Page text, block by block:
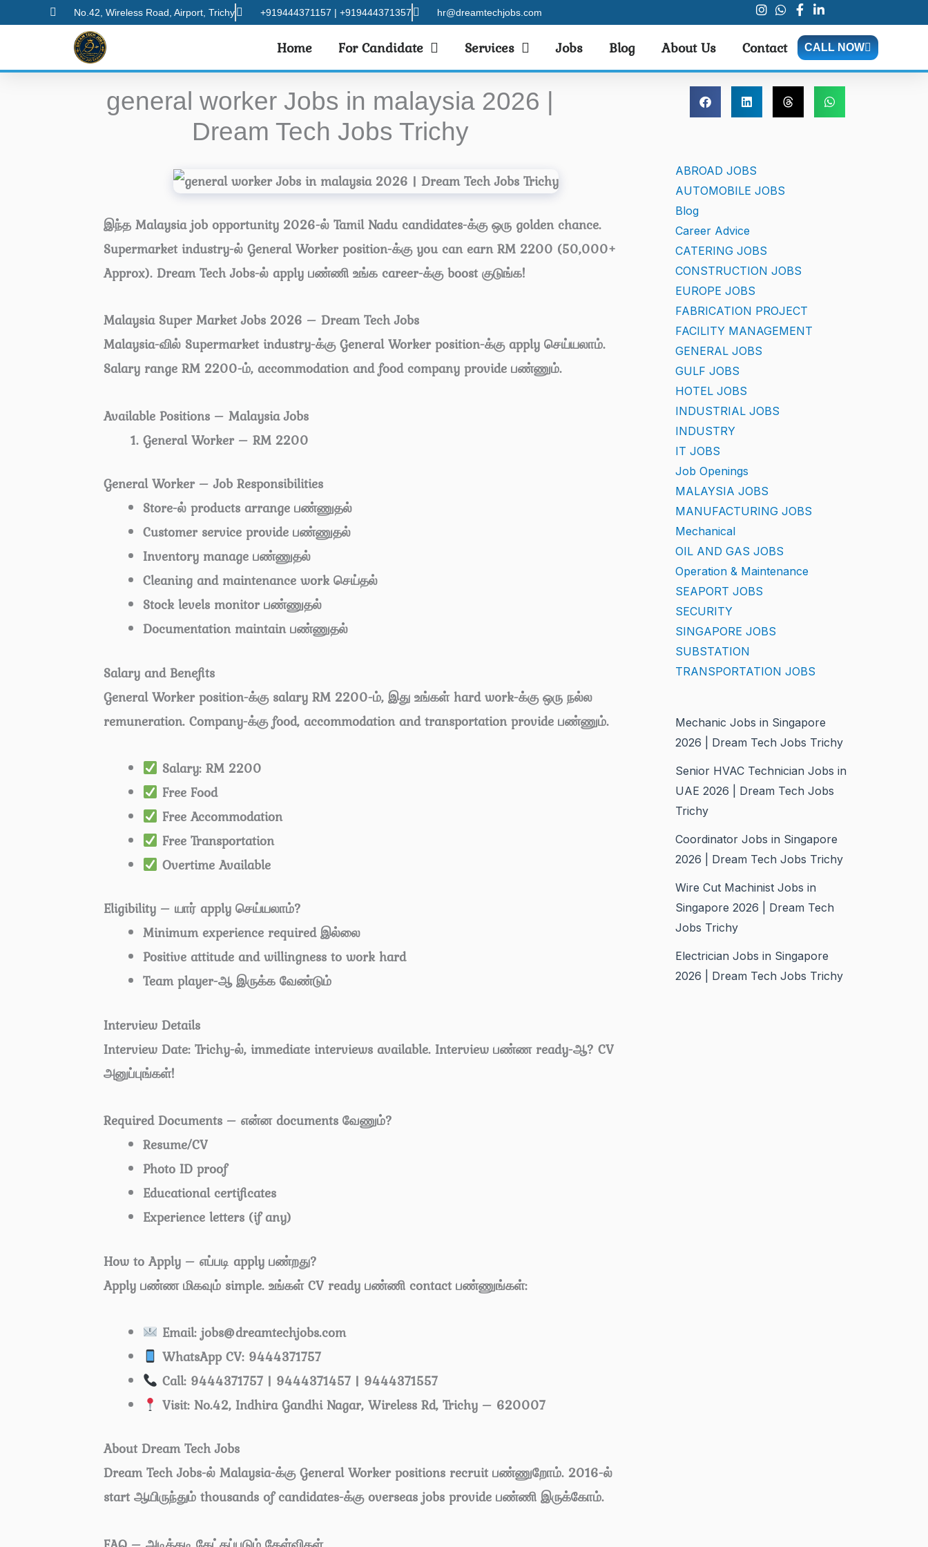
to
No.42, Wireless Road, Airport, Trichy +919444371157 | +919444371357 hr@dreamtechjobs.com
Home For Candidate Services Jobs Blog About Us Contact CALL NOW
general worker Jobs in malaysia 2026 |
Dream Tech Jobs Trichy
இந்த Malaysia job opportunity 2026-ல் Tamil Nadu candidates-க்கு ஒரு golden chance.
Supermarket industry-ல் General Worker position-க்கு you can earn RM 2200 (50,000+
Approx). Dream Tech Jobs-ல் apply பண்ணி உங்க career-க்கு boost குடுங்க!
Malaysia Super Market Jobs 2026 – Dream Tech Jobs
Malaysia-வில் Supermarket industry-க்கு General Worker position-க்கு apply செய்யலாம்.
Salary range RM 2200-ம், accommodation and food company provide பண்ணும்.
Available Positions – Malaysia Jobs
General Worker – RM 2200
General Worker – Job Responsibilities
Store-ல் products arrange பண்ணுதல்
Customer service provide பண்ணுதல்
Inventory manage பண்ணுதல்
Cleaning and maintenance work செய்தல்
Stock levels monitor பண்ணுதல்
Documentation maintain பண்ணுதல்
Salary and Benefits
General Worker position-க்கு salary RM 2200-ம், இது உங்கள் hard work-க்கு ஒரு நல்ல
remuneration. Company-க்கு food, accommodation and transportation provide பண்ணும்.
Salary: RM 2200
Free Food
Free Accommodation
Free Transportation
Overtime Available
Eligibility – யார் apply செய்யலாம்?
Minimum experience required இல்லை
Positive attitude and willingness to work hard
Team player-ஆ இருக்க வேண்டும்
Interview Details
Interview Date: Trichy-ல், immediate interviews available. Interview பண்ண ready-ஆ? CV
அனுப்புங்கள்!
Required Documents – என்ன documents வேணும்?
Resume/CV
Photo ID proof
Educational certificates
Experience letters (if any)
How to Apply – எப்படி apply பண்றது?
Apply பண்ண மிகவும் simple. உங்கள் CV ready பண்ணி contact பண்ணுங்கள்:
Email: jobs@dreamtechjobs.com
WhatsApp CV: 9444371757
Call: 9444371757 | 9444371457 | 9444371557
Visit: No.42, Indhira Gandhi Nagar, Wireless Rd, Trichy – 620007
About Dream Tech Jobs
Dream Tech Jobs-ல் Malaysia-க்கு General Worker positions recruit பண்ணுறோம். 2016-ல்
start ஆயிருந்தும் thousands of candidates-க்கு overseas jobs provide பண்ணி இருக்கோம்.
ABROAD JOBS
AUTOMOBILE JOBS
Blog
Career Advice
CATERING JOBS
CONSTRUCTION JOBS
EUROPE JOBS
FABRICATION PROJECT
FACILITY MANAGEMENT
GENERAL JOBS
GULF JOBS
HOTEL JOBS
INDUSTRIAL JOBS
INDUSTRY
IT JOBS
Job Openings
MALAYSIA JOBS
MANUFACTURING JOBS
Mechanical
OIL AND GAS JOBS
Operation & Maintenance
SEAPORT JOBS
SECURITY
SINGAPORE JOBS
SUBSTATION
TRANSPORTATION JOBS
Mechanic Jobs in Singapore
2026 | Dream Tech Jobs Trichy
Senior HVAC Technician Jobs in
UAE 2026 | Dream Tech Jobs
Trichy
Coordinator Jobs in Singapore
2026 | Dream Tech Jobs Trichy
Wire Cut Machinist Jobs in
Singapore 2026 | Dream Tech
Jobs Trichy
Electrician Jobs in Singapore
2026 | Dream Tech Jobs Trichy